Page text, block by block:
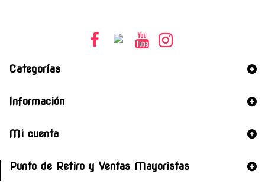
Categorías
Información
Mi cuenta
Punto de Retiro y Ventas Mayoristas